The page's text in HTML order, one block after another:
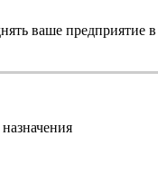
ваше предприятие